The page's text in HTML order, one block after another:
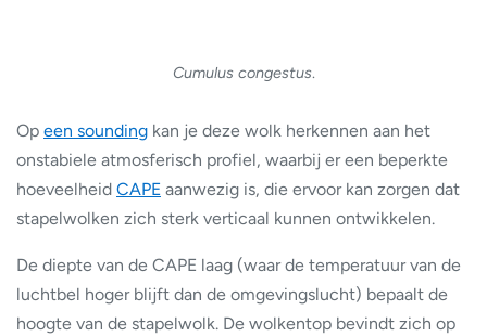
Cumulus congestus.
Op een sounding kan je deze wolk herkennen aan het
onstabiele atmosferisch profiel, waarbij er een beperkte
hoeveelheid CAPE aanwezig is, die ervoor kan zorgen dat
stapelwolken zich sterk verticaal kunnen ontwikkelen.
De diepte van de CAPE laag (waar de temperatuur van de
luchtbel hoger blijft dan de omgevingslucht) bepaalt de
hoogte van de stapelwolk. De wolkentop bevindt zich op